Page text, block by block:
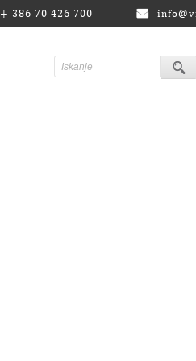
+ 386 70 426 700